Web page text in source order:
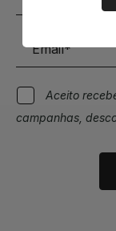
Aceito
campanhas,